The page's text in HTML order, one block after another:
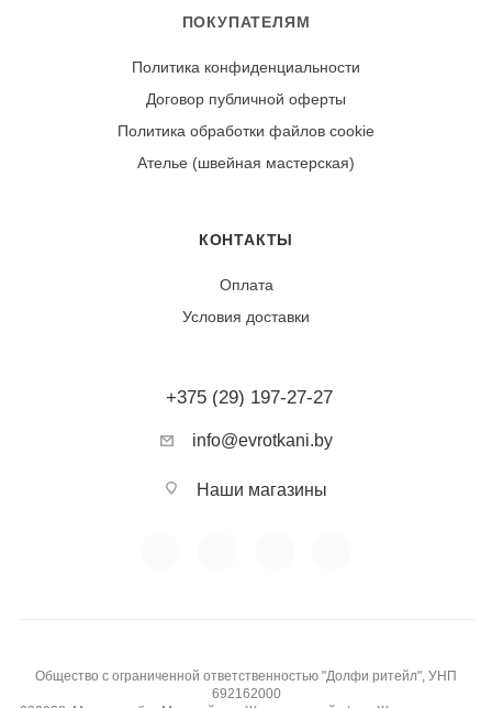
ПОКУПАТЕЛЯМ
Политика конфиденциальности
Договор публичной оферты
Политика обработки файлов cookie
Ателье (швейная мастерская)
КОНТАКТЫ
Оплата
Условия доставки
+375 (29) 197-27-27
info@evrotkani.by
Наши магазины
Общество с ограниченной ответственностью "Долфи ритейл", УНП
692162000